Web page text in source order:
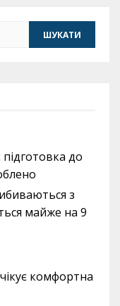
до
з
майже на 9
комфортна